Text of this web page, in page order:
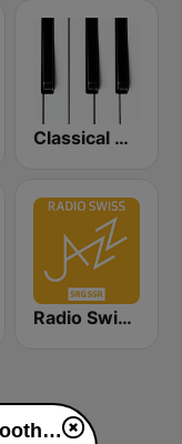
Classical Horizon Radio (International)
Radio Swiss Jazz
Just Jazz Radio - Smooth Jazz ao vivo